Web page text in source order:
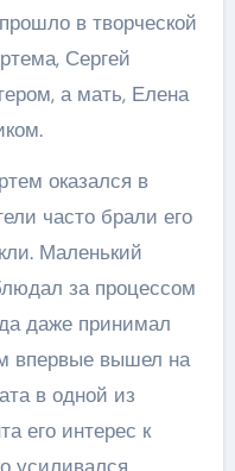
в творческой
Сергей
а мать, Елена
оказался в
часто брали его
Маленький
за процессом
даже принимал
впервые вышел на
в одной из
его интерес к
усиливался.